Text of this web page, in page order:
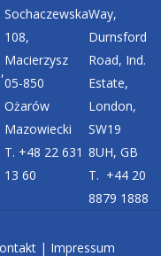
Sochaczewska
108,
Macierzysz
05-850
Ożarów
Mazowiecki
T. +48 22 631
13 60
Way,
Durnsford
Road, Ind.
Estate,
London,
SW19
8UH, GB
T. +44 20
8879 1888
| Impressum